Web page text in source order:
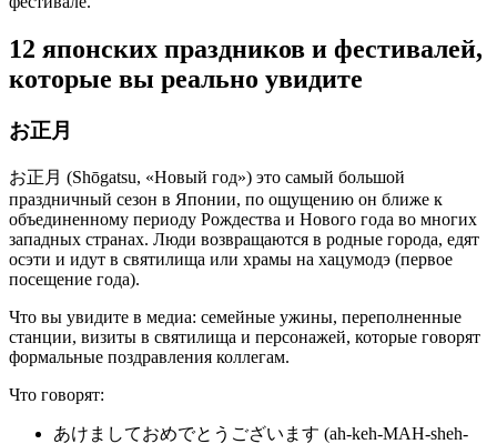
12 японских праздников и фестивалей,
которые вы реально увидите
お正月
お正月 (Shōgatsu, «Новый год») это самый большой
праздничный сезон в Японии, по ощущению он ближе к
объединенному периоду Рождества и Нового года во многих
западных странах. Люди возвращаются в родные города, едят
осэти и идут в святилища или храмы на хацумодэ (первое
посещение года).
Что вы увидите в медиа: семейные ужины, переполненные
станции, визиты в святилища и персонажей, которые говорят
формальные поздравления коллегам.
Что говорят:
あけましておめでとうございます (ah-keh-MAH-sheh-